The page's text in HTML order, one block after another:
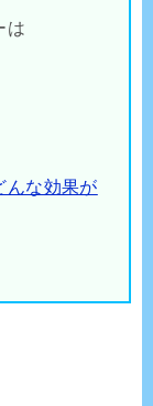
は
んな効果が